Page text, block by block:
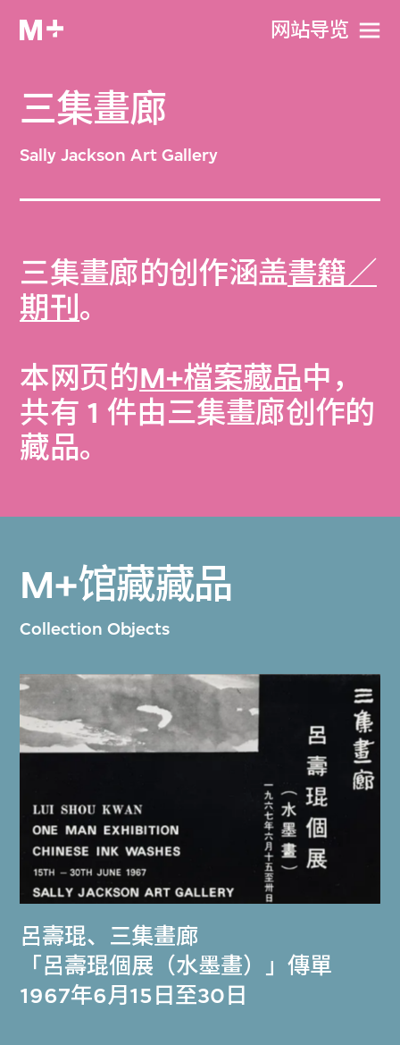
网站导览
三集畫廊
Sally Jackson Art Gallery
三集畫廊的创作涵盖書籍／
期刊 。
本网页的M+檔案藏品中，
共有 1 件由三集畫廊创作的
藏品。
M+馆藏藏品
Collection Objects
呂壽琨、 三集畫廊
「呂壽琨個展（水墨畫）」傳單
1967年6月15日至30日